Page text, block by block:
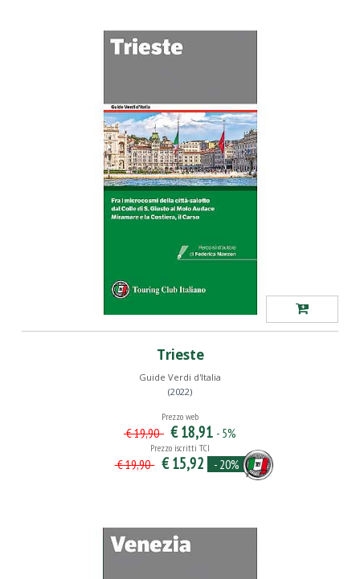
Trieste
Guide Verdi d'Italia
(2022)
Prezzo web
€ 19,90 € 18,91 - 5%
Prezzo iscritti TCI
€ 19,90 € 15,92 - 20%